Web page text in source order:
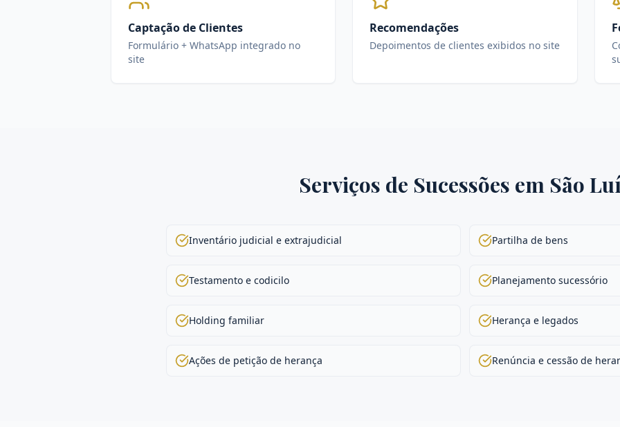
Captação de Clientes
Formulário + WhatsApp integrado no
site
Recomendações
Depoimentos de clientes exibidos no site
Serviços de Sucessões em São
Inventário judicial e extrajudicial Partilha de bens
Testamento e codicilo Planejamento sucessório
Holding familiar Herança e legados
Ações de petição de herança Renúncia e cessão de